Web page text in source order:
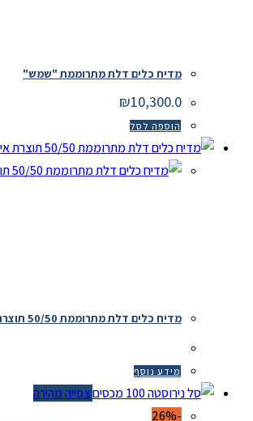
מדיח כלים דלת מתרוממת "שמש"
₪10,300.0
הוספה לסל
מדיח כלים דלת מתרוממת 50/50 תוצרת איטליה – דיגיטלי
מידע נוסף
צפייה מהירה